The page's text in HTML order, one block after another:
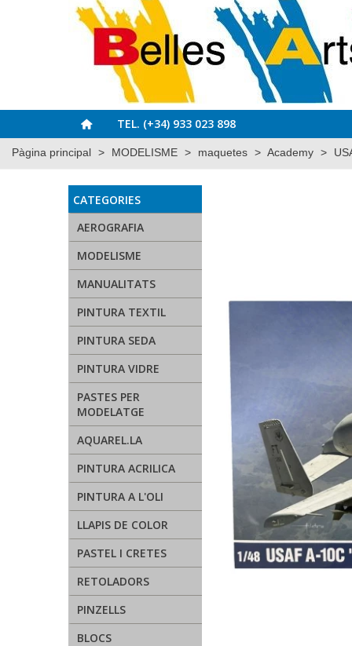
TEL. (+34) 933 023 898
Pàgina principal > MODELISME > maquetes > Academy >
CATEGORIES
AEROGRAFIA
MODELISME
MANUALITATS
PINTURA TEXTIL
PINTURA SEDA
PINTURA VIDRE
PASTES PER
MODELATGE
AQUAREL.LA
PINTURA ACRILICA
PINTURA A L'OLI
LLAPIS DE COLOR
PASTEL I CRETES
RETOLADORS
PINZELLS
BLOCS